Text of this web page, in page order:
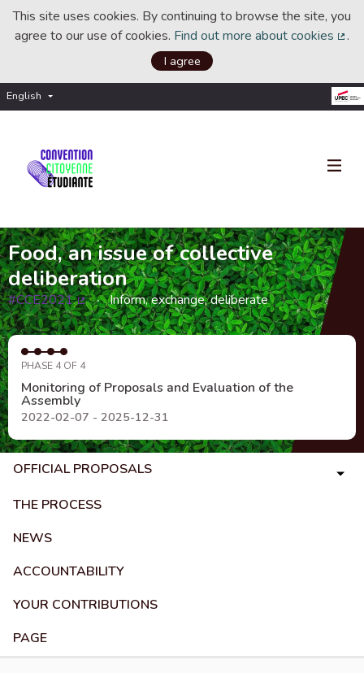
This site uses cookies. By continuing to browse the site, you
agree to our use of cookies. Find out more about cookies .
I agree
English Choisir la langue
Food, an issue of collective
deliberation
#CCE2021
(External link)
Inform, exchange, deliberate
PHASE 4 OF 4
Monitoring of Proposals and Evaluation of the
Assembly
2022-02-07 - 2025-12-31
OFFICIAL PROPOSALS
THE PROCESS
NEWS
ACCOUNTABILITY
YOUR CONTRIBUTIONS
PAGE